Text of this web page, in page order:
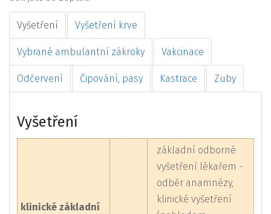
Vyšetření Vyšetření krve
Vybrané ambulantní zákroky Vakcinace
Odčervení Čipování, pasy Kastrace Zuby
Vyšetření
klinické základní
základní odborné
vyšetření lékařem -
odběr anamnézy,
klinické vyšetření